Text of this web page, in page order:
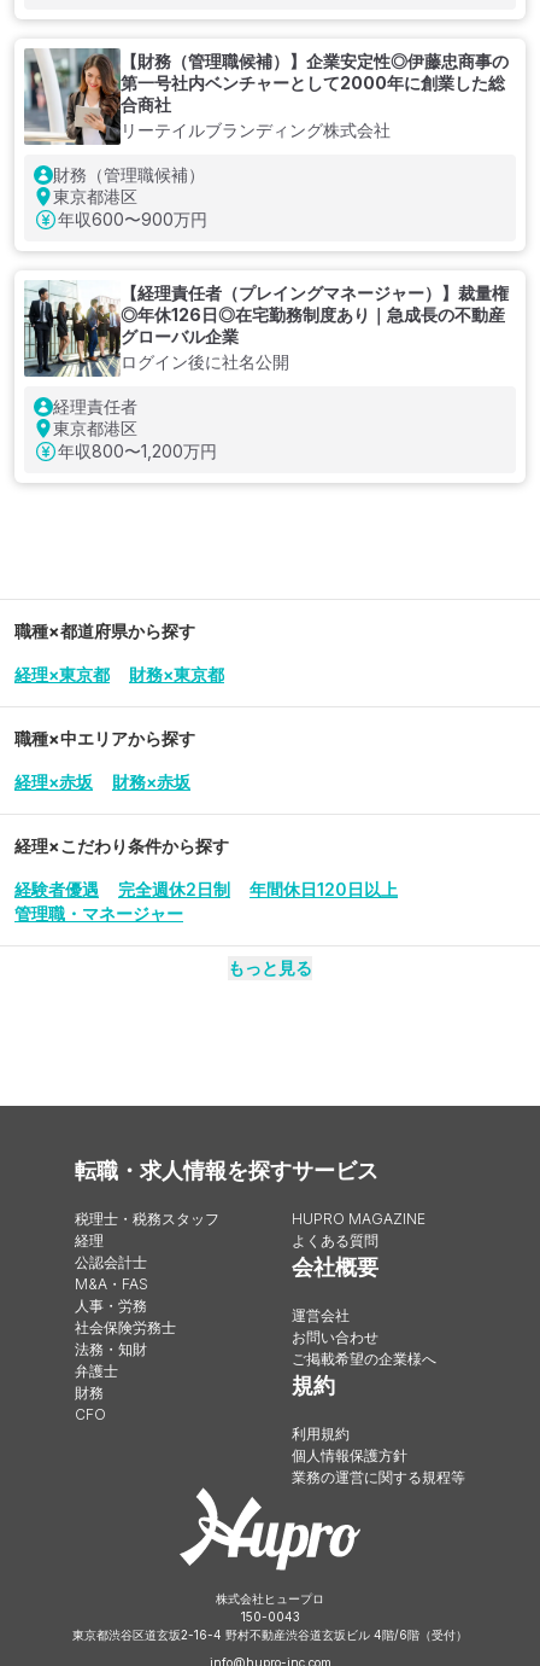
【財務（管理職候補）】企業安定性◎伊藤忠商事の
第一号社内ベンチャーとして2000年に創業した総
合商社
リーテイルブランディング株式会社
財務（管理職候補）
東京都港区
年収600〜900万円
【経理責任者（プレイングマネージャー）】裁量権
◎年休126日◎在宅勤務制度あり｜急成長の不動産
グローバル企業
ログイン後に社名公開
経理責任者
東京都港区
年収800〜1,200万円
職種×都道府県から探す
経理×東京都 財務×東京都
職種×中エリアから探す
経理×赤坂 財務×赤坂
経理×こだわり条件から探す
経験者優遇 完全週休2日制
年間休日120日以上
管理職・マネージャー
もっと見る
転職・求人情報を探す
税理士・税務スタッフ
経理
公認会計士
M&A・FAS
人事・労務
社会保険労務士
法務・知財
弁護士
財務
CFO
サービス
HUPRO MAGAZINE
よくある質問
会社概要
運営会社
お問い合わせ
ご掲載希望の企業様へ
規約
利用規約
個人情報保護方針
業務の運営に関する規程等
株式会社ヒュープロ
150-0043
東京都渋谷区道玄坂2-16-4 野村不動産渋谷道玄坂ビル 4階/6階（受付）
info@hupro-inc.com